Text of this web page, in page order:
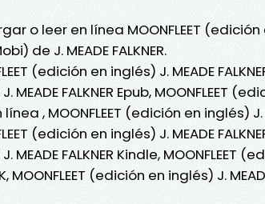
o leer en línea MOONFLEET
de J. MEADE FALKNER.
(edición en inglés) J. MEADE
MEADE FALKNER Epub, MOONFLEET
, MOONFLEET (edición en inglés) J.
(edición en inglés) J. MEADE
MEADE FALKNER Kindle, MOONFLEET
MOONFLEET (edición en inglés) J.